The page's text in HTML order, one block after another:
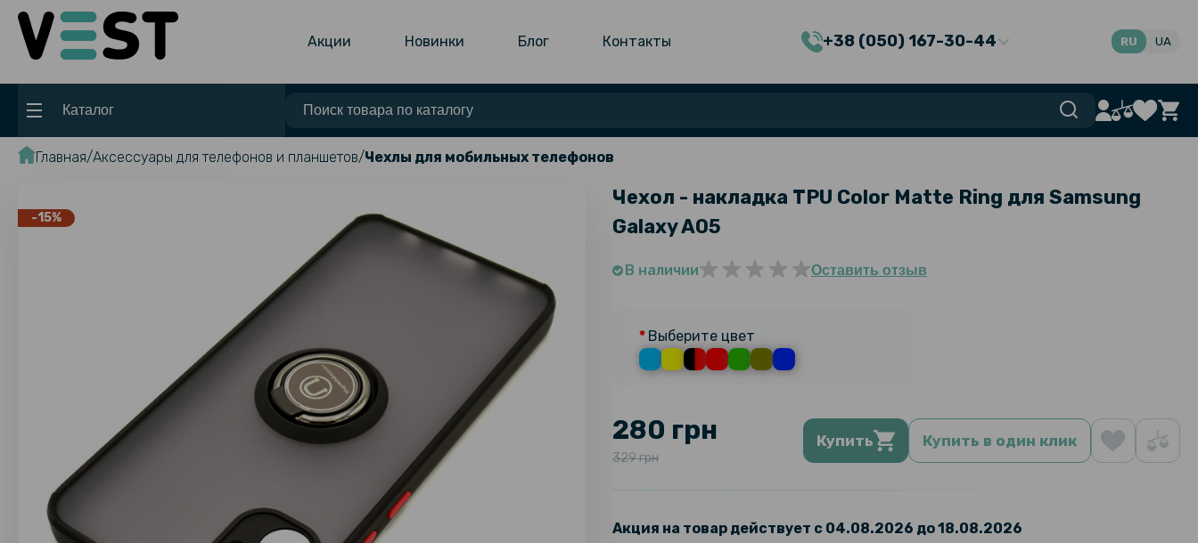
Акции Новинки Блог Контакты +38 (050) 167-30-44 RU UA
Каталог
Главная Аксессуары для телефонов и планшетов Чехлы для мобильных телефонов
-15%
Чехол - накладка TPU Color Matte Ring для Samsung
Galaxy A05
В наличии Оставить отзыв
Выберите цвет
280 грн
329 грн
Купить Купить в один клик
Акция на товар действует с 04.08.2026 до 18.08.2026